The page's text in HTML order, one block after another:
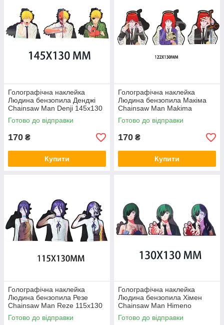
Голографічна наклейка
Людина бензопила Денджі
Chainsaw Man Denji 145x130
мм
Готово до відправки
170 ₴
Купити
Голографічна наклейка
Людина бензопила Макіма
Chainsaw Man Makima
122x130 мм
Готово до відправки
170 ₴
Купити
Голографічна наклейка
Людина бензопила Резе
Chainsaw Man Reze 115x130
мм
Готово до відправки
Голографічна наклейка
Людина бензопила Хімен
Chainsaw Man Himeno
130x130 мм
Готово до відправки